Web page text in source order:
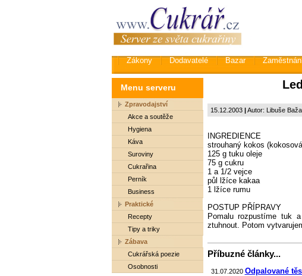
Zákony Dodavatelé Bazar
Menu serveru
Zpravodajství
Akce a soutěže
Hygiena
Káva
Suroviny
Cukrařina
Perník
Business
Praktické
Recepty
Tipy a triky
Zábava
Cukrářská poezie
Osobnosti
15.12.2003 |Autor: Libuše
INGREDIENCE
strouhaný kokos
125 g tuku oleje
75 g cukru
1 a 1/2 vejce
půl lžíce kakaa
1 lžíce rumu
POSTUP PŘÍPRAVY
Pomalu rozpustíme tuk
ztuhnout. Potom
Příbuzné články...
31.07.2020 Odpalované